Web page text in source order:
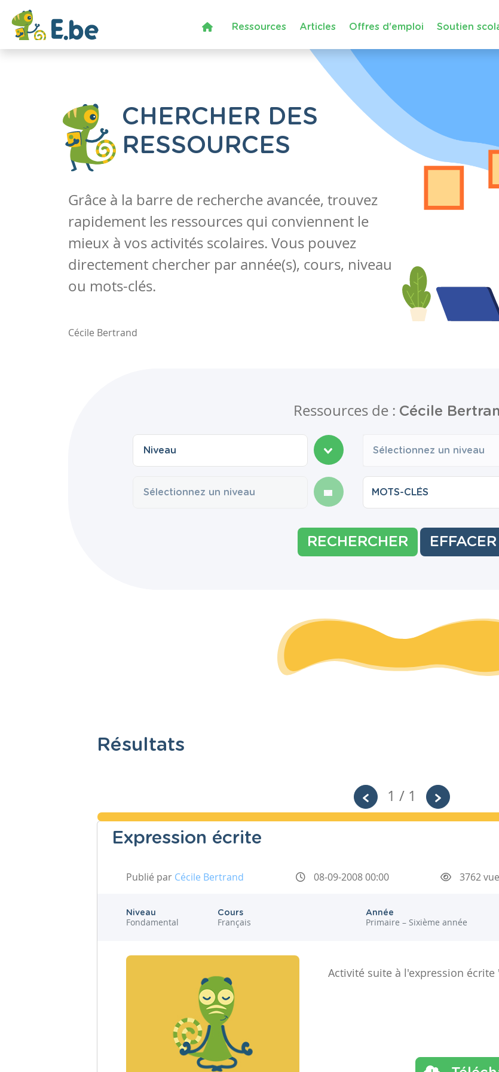
Ressources Articles Offres d'emploi Soutien
CHERCHER DES
RESSOURCES
Grâce à la barre de recherche avancée, trouvez
rapidement les ressources qui conviennent le
mieux à vos activités scolaires. Vous pouvez
directement chercher par année(s), cours, niveau
ou mots-clés.
Cécile Bertrand
Ressources de : Cécile
Sélectionnez un niveau
RECHERCHER EFFACER
Résultats
1 / 1
Expression écrite
Publié par Cécile Bertrand 08-09-2008 00:00 3762
Niveau
Fondamental
Cours
Français
Année
Primaire – Sixième année
Activité suite à l'expression